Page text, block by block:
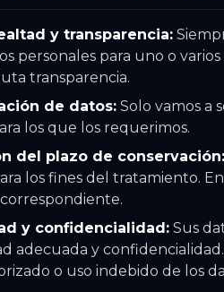
y transparencia:
personales para uno o
transparencia.
de datos: Solo vamos a
los que los requerimos.
del plazo de conservación:
los fines del tratamiento.
y confidencialidad: Sus
adecuada y
o uso indebido de los